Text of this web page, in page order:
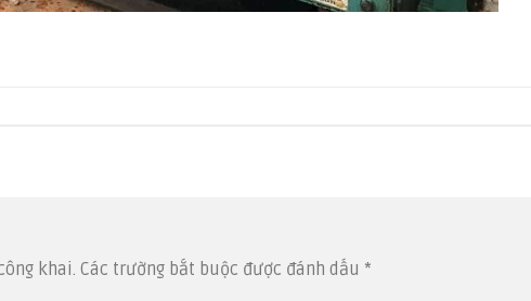
khai. Các trường bắt buộc được đánh dấu *